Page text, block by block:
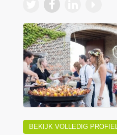
BEKIJK VOLLEDIG PROFIEL